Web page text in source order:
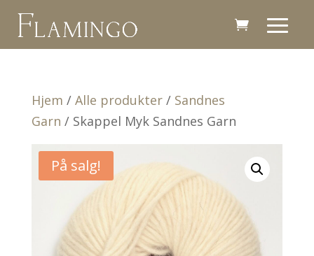
Hjem / Alle produkter/ Sandnes
Garn / Skappel Myk Sandnes Garn
På salg!